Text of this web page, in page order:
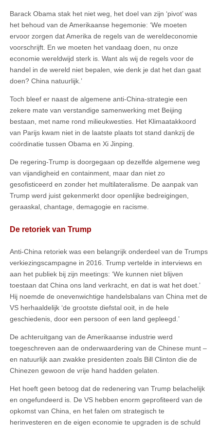
Barack Obama stak het niet weg, het doel van zijn ‘pivot’ was
het behoud van de Amerikaanse hegemonie: ‘We moeten
ervoor zorgen dat Amerika de regels van de wereldeconomie
voorschrijft. En we moeten het vandaag doen, nu onze
economie wereldwijd sterk is. Want als wij de regels voor de
handel in de wereld niet bepalen, wie denk je dat het dan gaat
doen? China natuurlijk.’
Toch bleef er naast de algemene anti-China-strategie een
zekere mate van verstandige samenwerking met Beijing
bestaan, met name rond milieukwesties. Het Klimaatakkoord
van Parijs kwam niet in de laatste plaats tot stand dankzij de
coördinatie tussen Obama en Xi Jinping.
De regering-Trump is doorgegaan op dezelfde algemene weg
van vijandigheid en containment, maar dan niet zo
gesofisticeerd en zonder het multilateralisme. De aanpak van
Trump werd juist gekenmerkt door openlijke bedreigingen,
geraaskal, chantage, demagogie en racisme.
De retoriek van Trump
Anti-China retoriek was een belangrijk onderdeel van de Trumps
verkiezingscampagne in 2016. Trump vertelde in interviews en
aan het publiek bij zijn meetings: ‘We kunnen niet blijven
toestaan ​​dat China ons land verkracht, en dat is wat het doet.’
Hij noemde de onevenwichtige handelsbalans van China met de
VS herhaaldelijk ‘de grootste diefstal ooit, in de hele
geschiedenis, door een persoon of een land gepleegd.’
De achteruitgang van de Amerikaanse industrie werd
toegeschreven aan de onderwaardering van de Chinese munt –
en natuurlijk aan zwakke presidenten zoals Bill Clinton die de
Chinezen gewoon de vrije hand hadden gelaten.
Het hoeft geen betoog dat de redenering van Trump belachelijk
en ongefundeerd is. De VS hebben enorm geprofiteerd van de
opkomst van China, en het falen om strategisch te
herinvesteren en de eigen economie te upgraden is de schuld